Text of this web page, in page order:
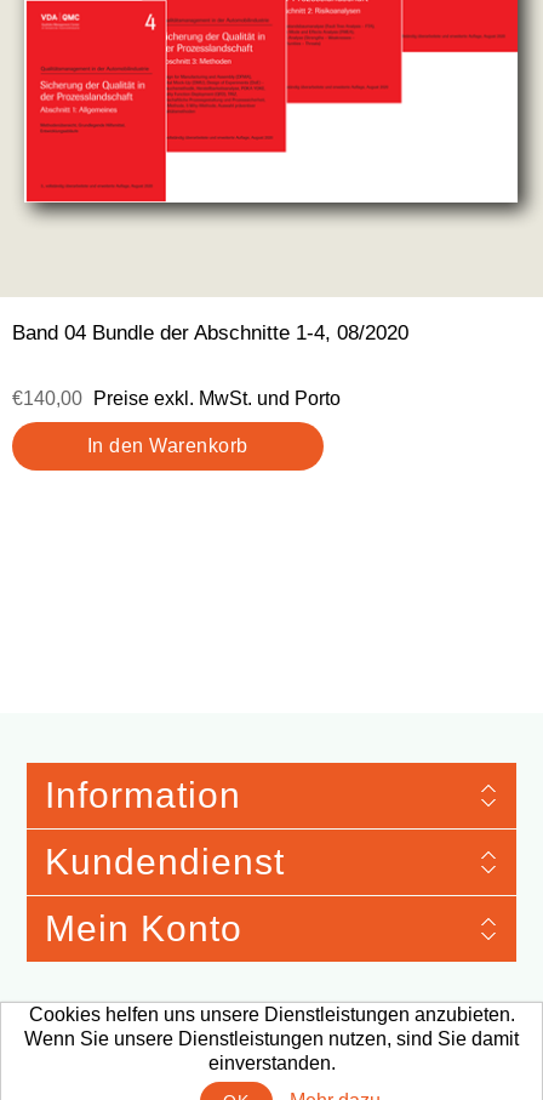
Band 04 Bundle der Abschnitte 1-4, 08/2020
€140,00 Preise exkl. MwSt. und Porto
Information
Kundendienst
Mein Konto
Merchandise Material © 2026 Verband der Automobilindustrie e.V. Qualitäts
Management Center (VDA QMC). Webshop provided by TJ Systems.
Preise sind exkl. MwSt. Porto und Bearbeitung
Cookies helfen uns unsere Dienstleistungen anzubieten.
Wenn Sie unsere Dienstleistungen nutzen, sind Sie damit
einverstanden.